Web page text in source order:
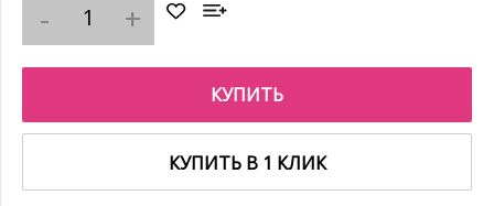
КУПИТЬ
КУПИТЬ В 1 КЛИК